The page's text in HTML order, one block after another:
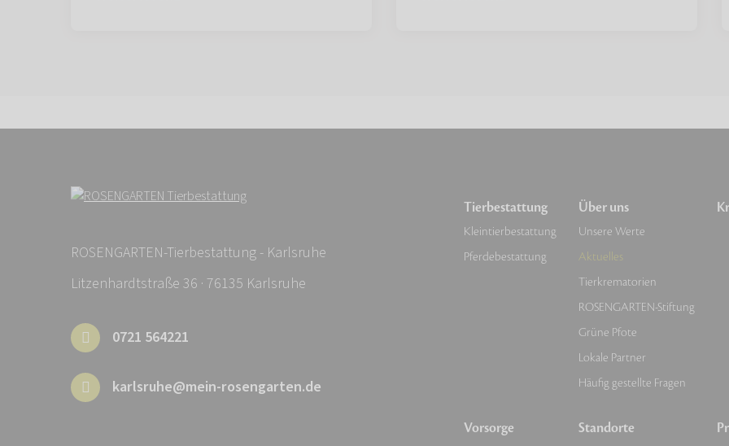
ROSENGARTEN-Tierbestattung - Karlsruhe
Litzenhardtstraße 36 · 76135 Karlsruhe
0721 564221
karlsruhe@mein-rosengarten.de
Tierbestattung
Kleintierbestattung
Pferdebestattung
Vorsorge
Über uns
Unsere Werte
Aktuelles
Tierkrematorien
ROSENGARTEN-Stiftung
Grüne Pfote
Lokale Partner
Häufig gestellte Fragen
Standorte